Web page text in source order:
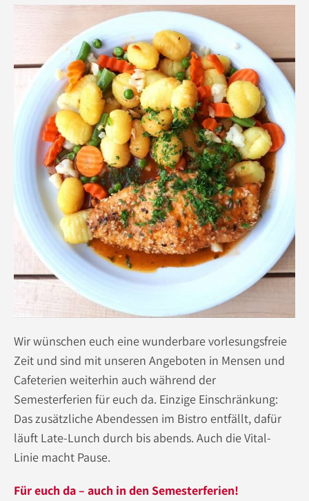
Wir wünschen euch eine wunderbare vorlesungsfreie
Zeit und sind mit unseren Angeboten in Mensen und
Cafeterien weiterhin auch während der
Semesterferien für euch da. Einzige Einschränkung:
Das zusätzliche Abendessen im Bistro entfällt, dafür
läuft Late-Lunch durch bis abends. Auch die Vital-
Linie macht Pause.
Für euch da – auch in den Semesterferien!